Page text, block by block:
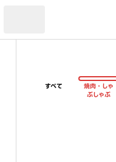
すべて
焼肉・しゃ
ぶしゃぶ